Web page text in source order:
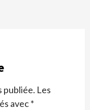
publiée. Les
avec*